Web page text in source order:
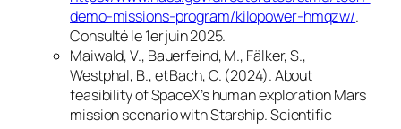
demo-missions-program/kilopower-hmqzw/.
Consulté le 1er juin 2025.
Maiwald, V., Bauerfeind, M., Fälker, S.,
Westphal, B., et Bach, C. (2024).About
feasibility of SpaceX’s human exploration Mars
mission scenario with Starship.Scientific